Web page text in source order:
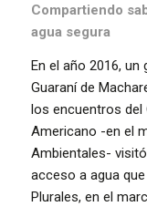
Compartiendo
agua segura
En el año 2016,
Guaraní de
los encuentros del
Americano -en el
Ambientales-
acceso a agua
Plurales, en el